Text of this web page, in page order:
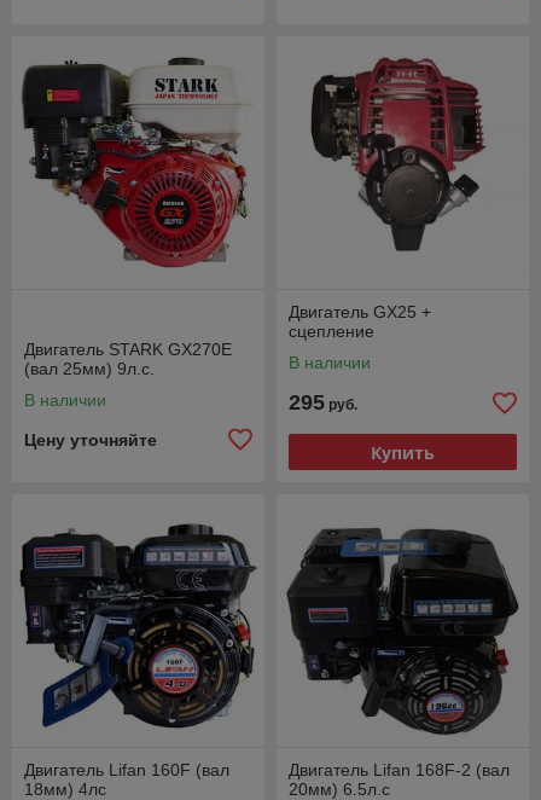
Двигатель STARK GX270E
(вал 25мм) 9л.с.
В наличии
Цену уточняйте
Двигатель GX25 +
сцепление
В наличии
295 руб.
Купить
Двигатель Lifan 160F (вал
18мм) 4лс
Двигатель Lifan 168F-2 (вал
20мм) 6.5л.с